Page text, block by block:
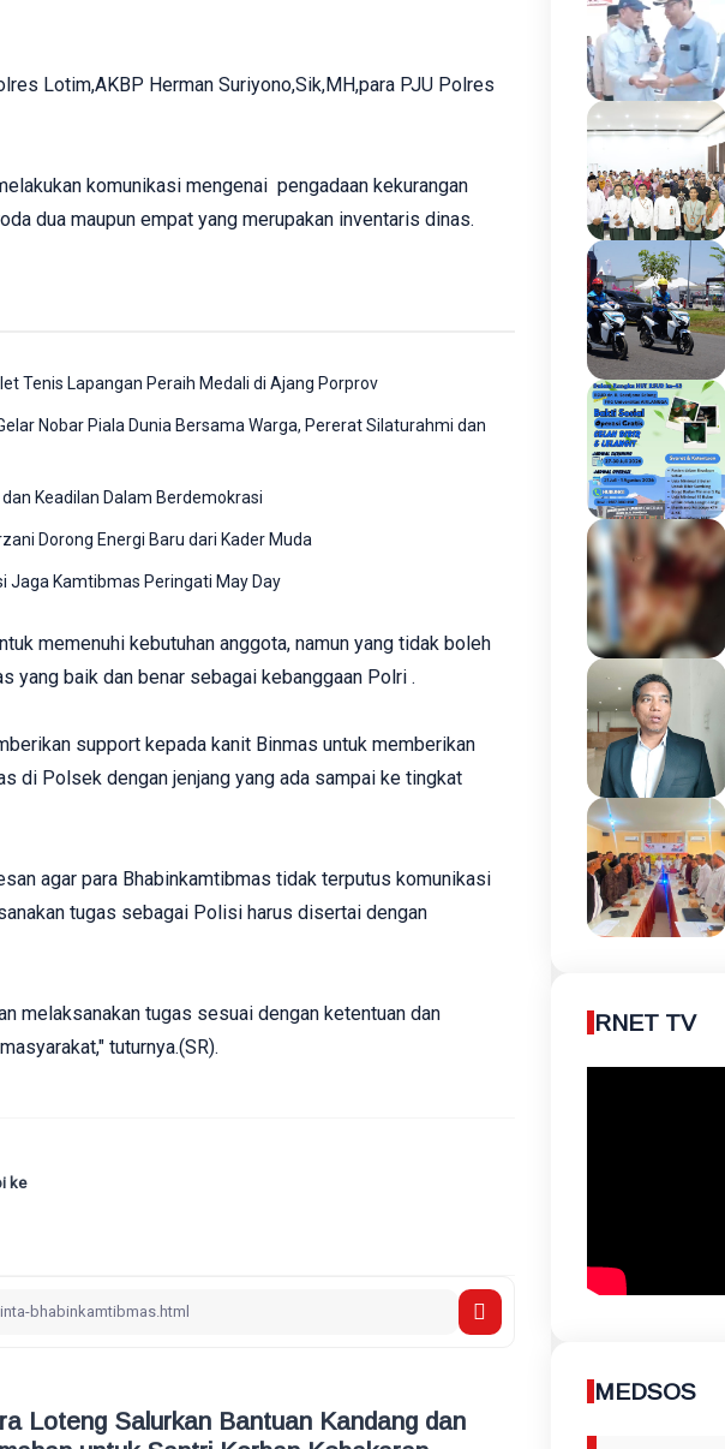
Lotim,AKBP Herman Suriyono,Sik,MH,para PJU Polres
komunikasi mengenai pengadaan kekurangan
dua maupun empat yang merupakan inventaris dinas.
Tenis Lapangan Peraih Medali di Ajang Porprov
Nobar Piala Dunia Bersama Warga, Pererat Silaturahmi dan
Keadilan Dalam Berdemokrasi
Dorong Energi Baru dari Kader Muda
Jaga Kamtibmas Peringati May Day
memenuhi kebutuhan anggota, namun yang tidak boleh
yang baik dan benar sebagai kebanggaan Polri .
support kepada kanit Binmas untuk memberikan
di Polsek dengan jenjang yang ada sampai ke tingkat
agar para Bhabinkamtibmas tidak terputus komunikasi
tugas sebagai Polisi harus disertai dengan
melaksanakan tugas sesuai dengan ketentuan dan
tuturnya.‎(SR).
ke
Loteng Salurkan Bantuan Kandang dan
RNET TV
MEDSOS